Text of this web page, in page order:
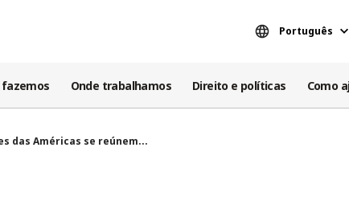
Português
fazemos Onde trabalhamos Direito e políticas Como
das Américas se reúnem...